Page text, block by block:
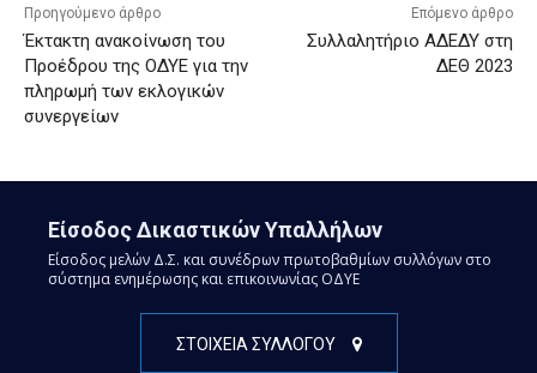
Προηγούμενο άρθρο
Έκτακτη ανακοίνωση του
Προέδρου της ΟΔΥΕ για την
πληρωμή των εκλογικών
συνεργείων
Επόμενο άρθρο
Συλλαλητήριο ΑΔΕΔΥ στη
ΔΕΘ 2023
Είσοδος Δικαστικών Υπαλλήλων
Είσοδος μελών Δ.Σ. και συνέδρων πρωτοβαθμίων συλλόγων στο
σύστημα ενημέρωσης και επικοινωνίας ΟΔΥΕ
ΣΤΟΙΧΕΙΑ ΣΥΛΛΟΓΟΥ